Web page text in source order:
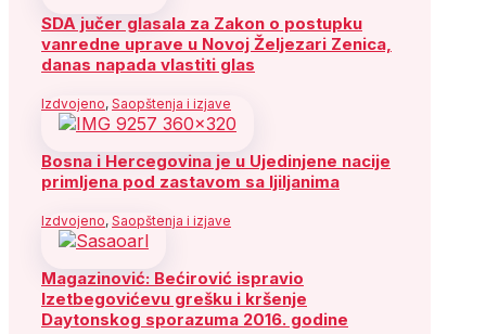
SDA jučer glasala za Zakon o postupku
vanredne uprave u Novoj Željezari Zenica,
danas napada vlastiti glas
Izdvojeno, Saopštenja i izjave
Bosna i Hercegovina je u Ujedinjene nacije
primljena pod zastavom sa ljiljanima
Izdvojeno, Saopštenja i izjave
Magazinović: Bećirović ispravio
Izetbegovićevu grešku i kršenje
Daytonskog sporazuma 2016. godine